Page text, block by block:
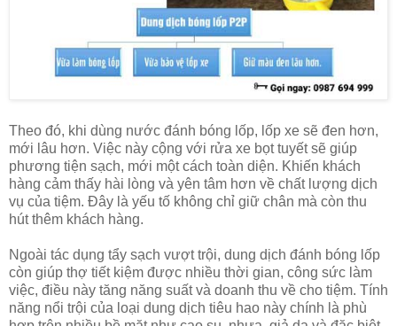
Theo đó, khi dùng nước đánh bóng lốp, lốp xe sẽ đen hơn,
mới lâu hơn. Việc này cộng với rửa xe bọt tuyết sẽ giúp
phương tiện sạch, mới một cách toàn diện. Khiến khách
hàng cảm thấy hài lòng và yên tâm hơn về chất lượng dịch
vụ của tiệm. Đây là yếu tố không chỉ giữ chân mà còn thu
hút thêm khách hàng.
Ngoài tác dụng tẩy sạch vượt trội, dung dịch đánh bóng lốp
còn giúp thợ tiết kiệm được nhiều thời gian, công sức làm
việc, điều này tăng năng suất và doanh thu về cho tiệm. Tính
năng nổi trội của loại dung dịch tiêu hao này chính là phù